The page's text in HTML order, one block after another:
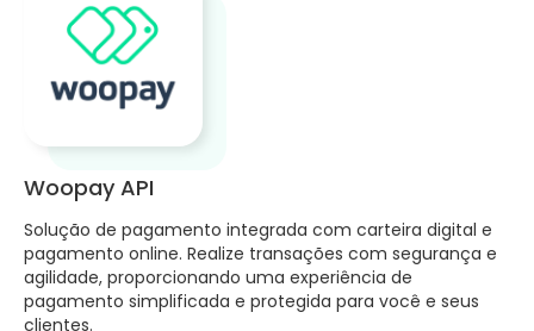
Woopay API
Solução de pagamento integrada com carteira digital e
pagamento online. Realize transações com segurança e
agilidade, proporcionando uma experiência de
pagamento simplificada e protegida para você e seus
clientes.